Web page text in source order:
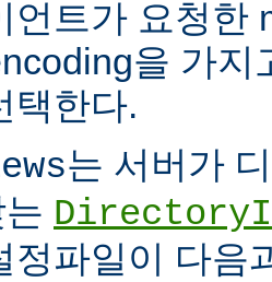
언트가 요청한
을 가지
택한다.
는 서버가
정파일이 다음